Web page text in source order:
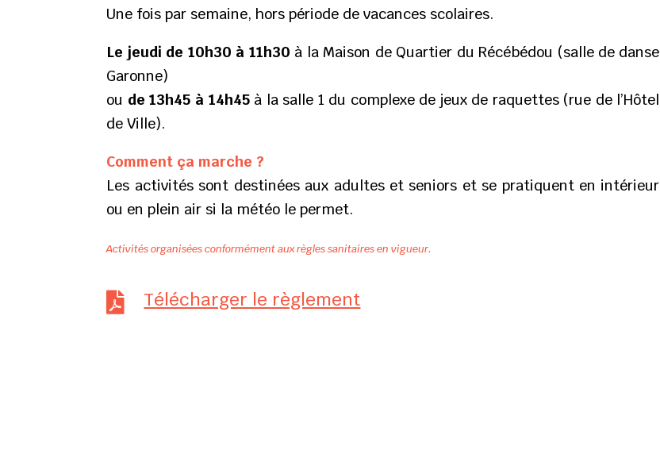
Une fois par semaine, hors période de vacances scolaires.
Le jeudi de 10h30 à 11h30 à la Maison de Quartier du Récébédou (salle de danse
Garonne)
ou de 13h45 à 14h45à la salle 1 du complexe de jeux de raquettes (rue de l’Hôtel
de Ville).
Comment ça marche ?
Les activités sont destinées aux adultes et seniors et se pratiquent en intérieur
ou en plein air si la météo le permet.
Activités organisées conformément aux règles sanitaires en vigueur.
 Télécharger le règlement